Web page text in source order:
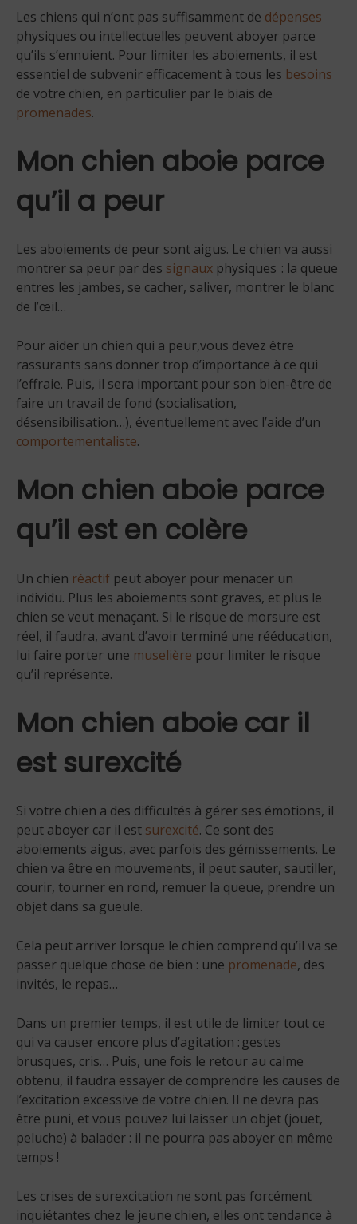
Les chiens qui n’ont pas suffisamment de dépenses
physiques ou intellectuelles peuvent aboyer parce
qu’ils s’ennuient. Pour limiter les aboiements, il est
essentiel de subvenir efficacement à tous les besoins
de votre chien, en particulier par le biais de
promenades.
Mon chien aboie parce
qu’il a peur
Les aboiements de peur sont aigus. Le chien va aussi
montrer sa peur par des signaux physiques : la queue
entres les jambes, se cacher, saliver, montrer le blanc
de l’œil…
Pour aider un chien qui a peur,vous devez être
rassurants sans donner trop d’importance à ce qui
l’effraie. Puis, il sera important pour son bien-être de
faire un travail de fond (socialisation,
désensibilisation…), éventuellement avec l’aide d’un
comportementaliste.
Mon chien aboie parce
qu’il est en colère
Un chien réactif peut aboyer pour menacer un
individu. Plus les aboiements sont graves, et plus le
chien se veut menaçant. Si le risque de morsure est
réel, il faudra, avant d’avoir terminé une rééducation,
lui faire porter une muselière pour limiter le risque
qu’il représente.
Mon chien aboie car il
est surexcité
Si votre chien a des difficultés à gérer ses émotions, il
peut aboyer car il est surexcité. Ce sont des
aboiements aigus, avec parfois des gémissements. Le
chien va être en mouvements, il peut sauter, sautiller,
courir, tourner en rond, remuer la queue, prendre un
objet dans sa gueule.
Cela peut arriver lorsque le chien comprend qu’il va se
passer quelque chose de bien : une promenade, des
invités, le repas…
Dans un premier temps, il est utile de limiter tout ce
qui va causer encore plus d’agitation : gestes
brusques, cris… Puis, une fois le retour au calme
obtenu, il faudra essayer de comprendre les causes de
l’excitation excessive de votre chien. Il ne devra pas
être puni, et vous pouvez lui laisser un objet (jouet,
peluche) à balader : il ne pourra pas aboyer en même
temps !
Les crises de surexcitation ne sont pas forcément
inquiétantes chez le jeune chien, elles ont tendance à